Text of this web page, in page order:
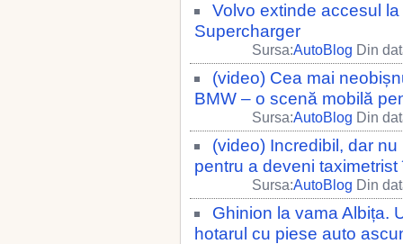
Volvo extinde accesul
Supercharger
Sursa:AutoBlog Din
(video) Cea mai
BMW – o scenă mobilă
Sursa:AutoBlog Din
(video) Incredibil, dar
pentru a deveni
Sursa:AutoBlog Din
Ghinion la vama Albița.
hotarul cu piese auto